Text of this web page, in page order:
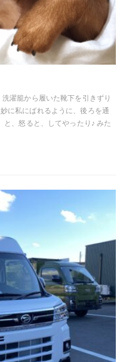
濯籠から履いた靴下を引きずり
に私にばれるように、後ろを通
と、怒ると、してやったり♪ みた